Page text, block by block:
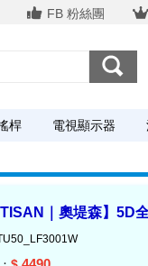
FB 粉絲團
桿 電視顯示器
｜奧堤森】5D